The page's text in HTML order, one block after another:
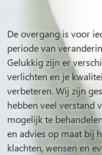
De overgang is voor
periode van
Gelukkig zijn er
verlichten en je
verbeteren. Wij zijn
hebben veel verstand
mogelijk te
en advies op maat bij
klachten, wensen en